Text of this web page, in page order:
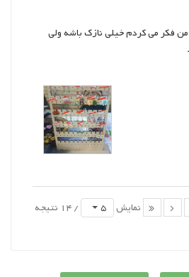
فکر می کردم خیلی نازک باشه ولی
نمایش 5 / 14 نتیجه